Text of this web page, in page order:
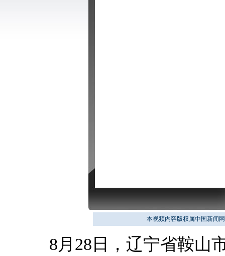
本视频内容版权属中国新闻
8月28日，辽宁省鞍山市